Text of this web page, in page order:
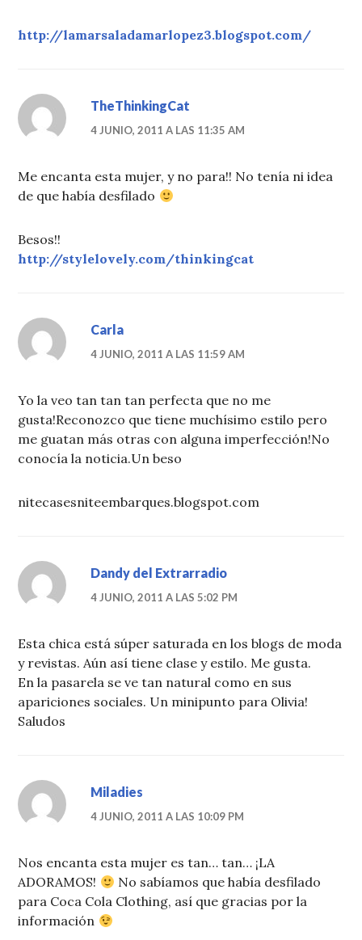
http://lamarsaladamarlopez3.blogspot.com/
TheThinkingCat
4 JUNIO, 2011 A LAS 11:35 AM
Me encanta esta mujer, y no para!! No tenía ni idea
de que había desfilado
Besos!!
http://stylelovely.com/thinkingcat
Carla
4 JUNIO, 2011 A LAS 11:59 AM
Yo la veo tan tan tan perfecta que no me
gusta!Reconozco que tiene muchísimo estilo pero
me guatan más otras con alguna imperfección!No
conocía la noticia.Un beso
nitecasesniteembarques.blogspot.com
Dandy del Extrarradio
4 JUNIO, 2011 A LAS 5:02 PM
Esta chica está súper saturada en los blogs de moda
y revistas. Aún así tiene clase y estilo. Me gusta.
En la pasarela se ve tan natural como en sus
apariciones sociales. Un minipunto para Olivia!
Saludos
Miladies
4 JUNIO, 2011 A LAS 10:09 PM
Nos encanta esta mujer es tan… tan… ¡LA
ADORAMOS!
No sabíamos que había desfilado
para Coca Cola Clothing, así que gracias por la
información